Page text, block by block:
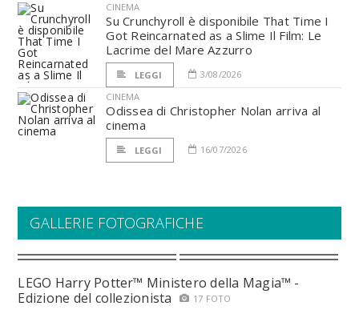
CINEMA
Su Crunchyroll è disponibile That Time I
Got Reincarnated as a Slime Il Film: Le
Lacrime del Mare Azzurro
LEGGI
3/08/2026
CINEMA
Odissea di Christopher Nolan arriva al
cinema
LEGGI 16/07/2026
GALLERIE FOTOGRAFICHE
LEGO Harry Potter™ Ministero della Magia™ -
Edizione del collezionista
17 FOTO